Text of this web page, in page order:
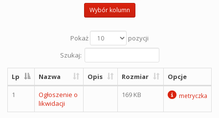
Wybór kolumn
Pokaż
pozycji
Szukaj:
Lp Nazwa Opis Rozmiar Opcje
1
Ogłoszenie o
likwidacji
169 KB metryczka